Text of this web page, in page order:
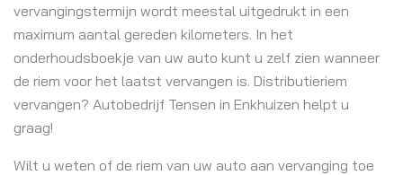
vervangingstermijn wordt meestal uitgedrukt in een
maximum aantal gereden kilometers. In het
onderhoudsboekje van uw auto kunt u zelf zien wanneer
de riem voor het laatst vervangen is. Distributieriem
vervangen? Autobedrijf Tensen in Enkhuizen helpt u
graag!
Wilt u weten of de riem van uw auto aan vervanging toe